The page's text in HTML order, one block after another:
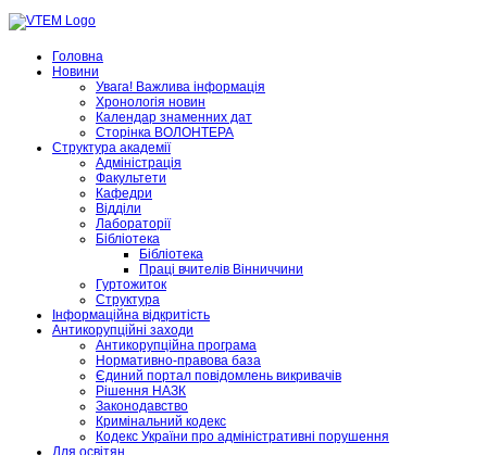
Головна
Новини
Увага! Важлива інформація
Хронологія новин
Календар знаменних дат
Сторінка ВОЛОНТЕРА
Структура академії
Адміністрація
Факультети
Кафедри
Відділи
Лабораторії
Бібліотека
Бібліотека
Праці вчителів Вінниччини
Гуртожиток
Структура
Інформаційна відкритість
Антикорупційні заходи
Антикорупційна програма
Нормативно-правова база
Єдиний портал повідомлень викривачів
Рішення НАЗК
Законодавство
Кримінальний кодекс
Кодекс України про адміністративні порушення
Для освітян